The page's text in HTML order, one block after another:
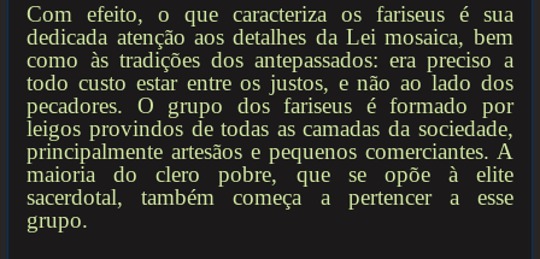
Com efeito, o que caracteriza os fariseus é sua
dedicada atenção aos detalhes da Lei mosaica, bem
como às tradições dos antepassados: era preciso a
todo custo estar entre os justos, e não ao lado dos
pecadores. O grupo dos fariseus é formado por
leigos provindos de todas as camadas da sociedade,
principalmente artesãos e pequenos comerciantes. A
maioria do clero pobre, que se opõe à elite
sacerdotal, também começa a pertencer a esse
grupo.